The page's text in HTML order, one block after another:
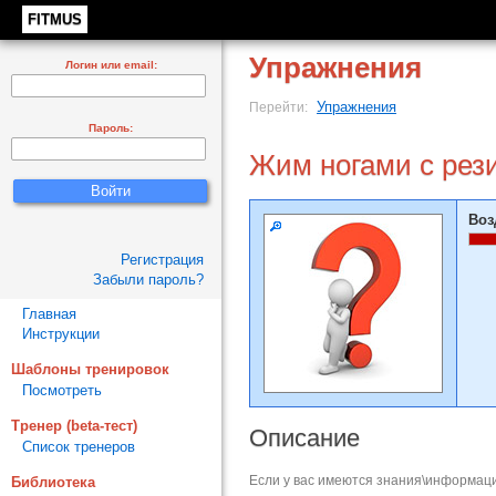
FITMUS
Упражнения
Перейти: Упражнения
Жим ногами с
Описание
Если у вас имеются
Логин или email:
Пароль:
Регистрация
Забыли пароль?
Главная
Инструкции
Шаблоны тренировок
Посмотреть
Тренер (beta-тест)
Список тренеров
Библиотека